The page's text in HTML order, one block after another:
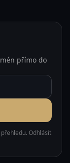
přímo do
Odhlásit